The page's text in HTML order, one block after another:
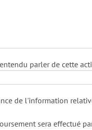
parler de cette
de l'information
sera effectué